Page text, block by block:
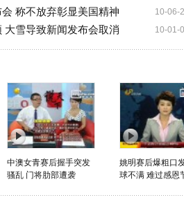
10-06-
称不放弃彰显美国精神
10-01-
大雪导致新闻发布会取消
中澳女青赛后握手突发
骚乱 门将肋部遭袭
姚明赛后爆粗口
球不满 难过感恩